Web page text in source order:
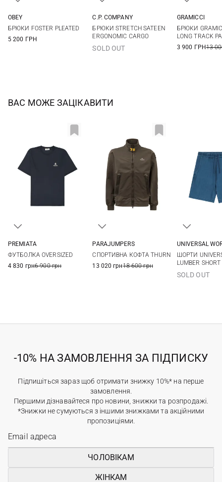
OBEY
БРЮКИ FOSTER PLEATED
5 200 ГРН
54
C.P. COMPANY
БРЮКИ STRETCH SATEEN
ERGONOMIC CARGO
SOLD OUT
GRAMICCI
БРЮКИ
LONG TRACK
3 900 ГРН13
ВАС МОЖЕ ЗАЦІКАВИТИ
PREMIATA
ФУТБОЛКА OVERSIZED
4 830 грн6 900 грн
PARAJUMPERS
СПОРТИВНА КОФТА THURN
13 020 грн18 600 грн
38
UNIVERSAL
ШОРТИ
LUMBER SHORT
SOLD OUT
-10% НА ЗАМОВЛЕННЯ ЗА ПІДПИСКУ
Підпишіться зараз щоб отримати знижку 10%* на перше
замовлення.
Першими дізнавайтеся про новини, знижки та розпродажі.
*Знижки не сумуються з іншими знижками та акційними
пропозиціями.
ЧОЛОВІКАМ
ЖІНКАМ